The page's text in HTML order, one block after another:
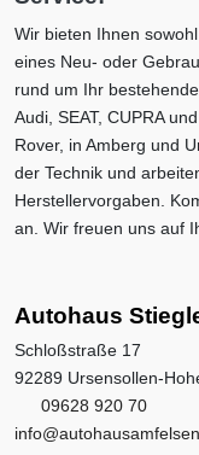
Wir bieten Ihnen
eines Neu- oder
rund um Ihr
Audi, SEAT, CUPRA
Rover, in Amberg und
der Technik und
Herstellervorgaben.
an. Wir freuen uns auf
Autohaus
Schloßstraße 17
92289 Ursensollen-
09628 920 70